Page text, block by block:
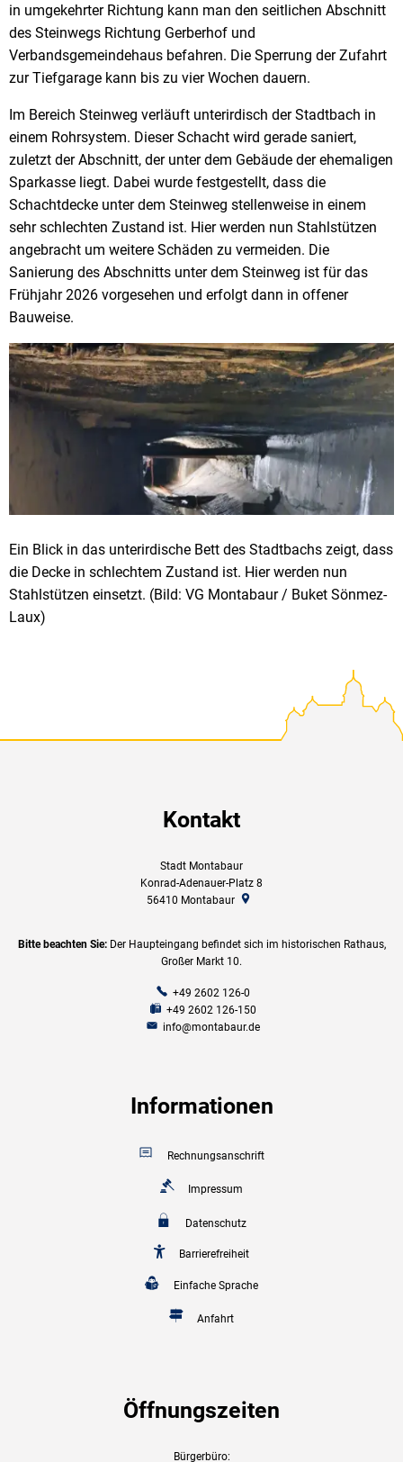
in umgekehrter Richtung kann man den seitlichen Abschnitt
des Steinwegs Richtung Gerberhof und
Verbandsgemeindehaus befahren. Die Sperrung der Zufahrt
zur Tiefgarage kann bis zu vier Wochen dauern.
Im Bereich Steinweg verläuft unterirdisch der Stadtbach in
einem Rohrsystem. Dieser Schacht wird gerade saniert,
zuletzt der Abschnitt, der unter dem Gebäude der ehemaligen
Sparkasse liegt. Dabei wurde festgestellt, dass die
Schachtdecke unter dem Steinweg stellenweise in einem
sehr schlechten Zustand ist. Hier werden nun Stahlstützen
angebracht um weitere Schäden zu vermeiden. Die
Sanierung des Abschnitts unter dem Steinweg ist für das
Frühjahr 2026 vorgesehen und erfolgt dann in offener
Bauweise.
Ein Blick in das unterirdische Bett des Stadtbachs zeigt, dass
die Decke in schlechtem Zustand ist. Hier werden nun
Stahlstützen einsetzt. (Bild: VG Montabaur / Buket Sönmez-
Laux)
Kontakt
Stadt Montabaur
Konrad-Adenauer-Platz 8
56410 Montabaur
Bitte beachten Sie: Der Haupteingang befindet sich im historischen Rathaus,
Großer Markt 10.
+49 2602 126-0
+49 2602 126-150
info@montabaur.de
Informationen
Rechnungsanschrift
Impressum
Datenschutz
Barrierefreiheit
Einfache Sprache
Anfahrt
Öffnungszeiten
Bürgerbüro: